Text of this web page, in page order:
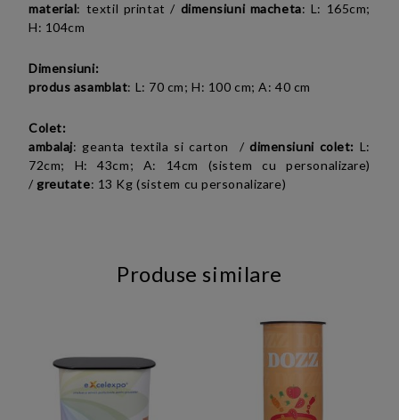
material: textil printat/ dimensiuni macheta: L: 165cm;
H: 104cm
Dimensiuni:
produs asamblat: L: 70 cm; H: 100 cm; A: 40 cm
Colet:
ambalaj: geanta textila si carton /dimensiuni colet: L:
72cm; H: 43cm; A: 14cm (sistem cu personalizare)
/greutate: 13 Kg (sistem cu personalizare)
Produse similare